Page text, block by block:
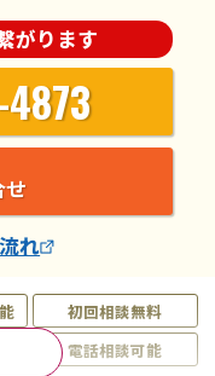
初回相談無料
電話相談可能
がります
せ
れ